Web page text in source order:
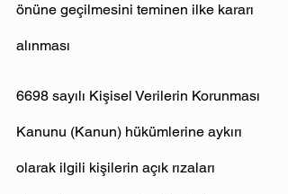
önüne geçilmesini teminen ilke kararı
alınması
6698 sayılı Kişisel Verilerin Korunması
Kanunu (Kanun) hükümlerine aykırı
olarak ilgili kişilerin açık rızaları